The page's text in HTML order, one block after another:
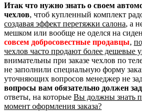
Итак что нужно знать о своем
чехлов, чтоб купленный комплект
создавая эффект перетяжки салона, а
мешком или вообще не оделся на
совсем добросовестные продавцы,
чехлов часто продают более дешевые
внимательны при заказе чехлов по
не заполнили специальную форму
уточняющих вопросов менеджер не
вопросы вам обязательно должен
ответы, на которые Вы должны знать
момент оформления заказа?